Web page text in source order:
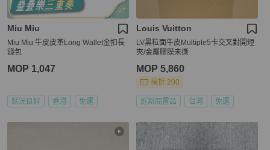
Miu Miu
Miu Miu 牛皮皮革Long Wallet金扣長
錢包
MOP 1,047
狀況良好 香港 免運
Louis Vuitton
LV黑粒面牛皮Multiple5卡交叉對開短
夾/金屬膠膜未撕
MOP 5,860
現折 200
近新閒置品 台灣 免運